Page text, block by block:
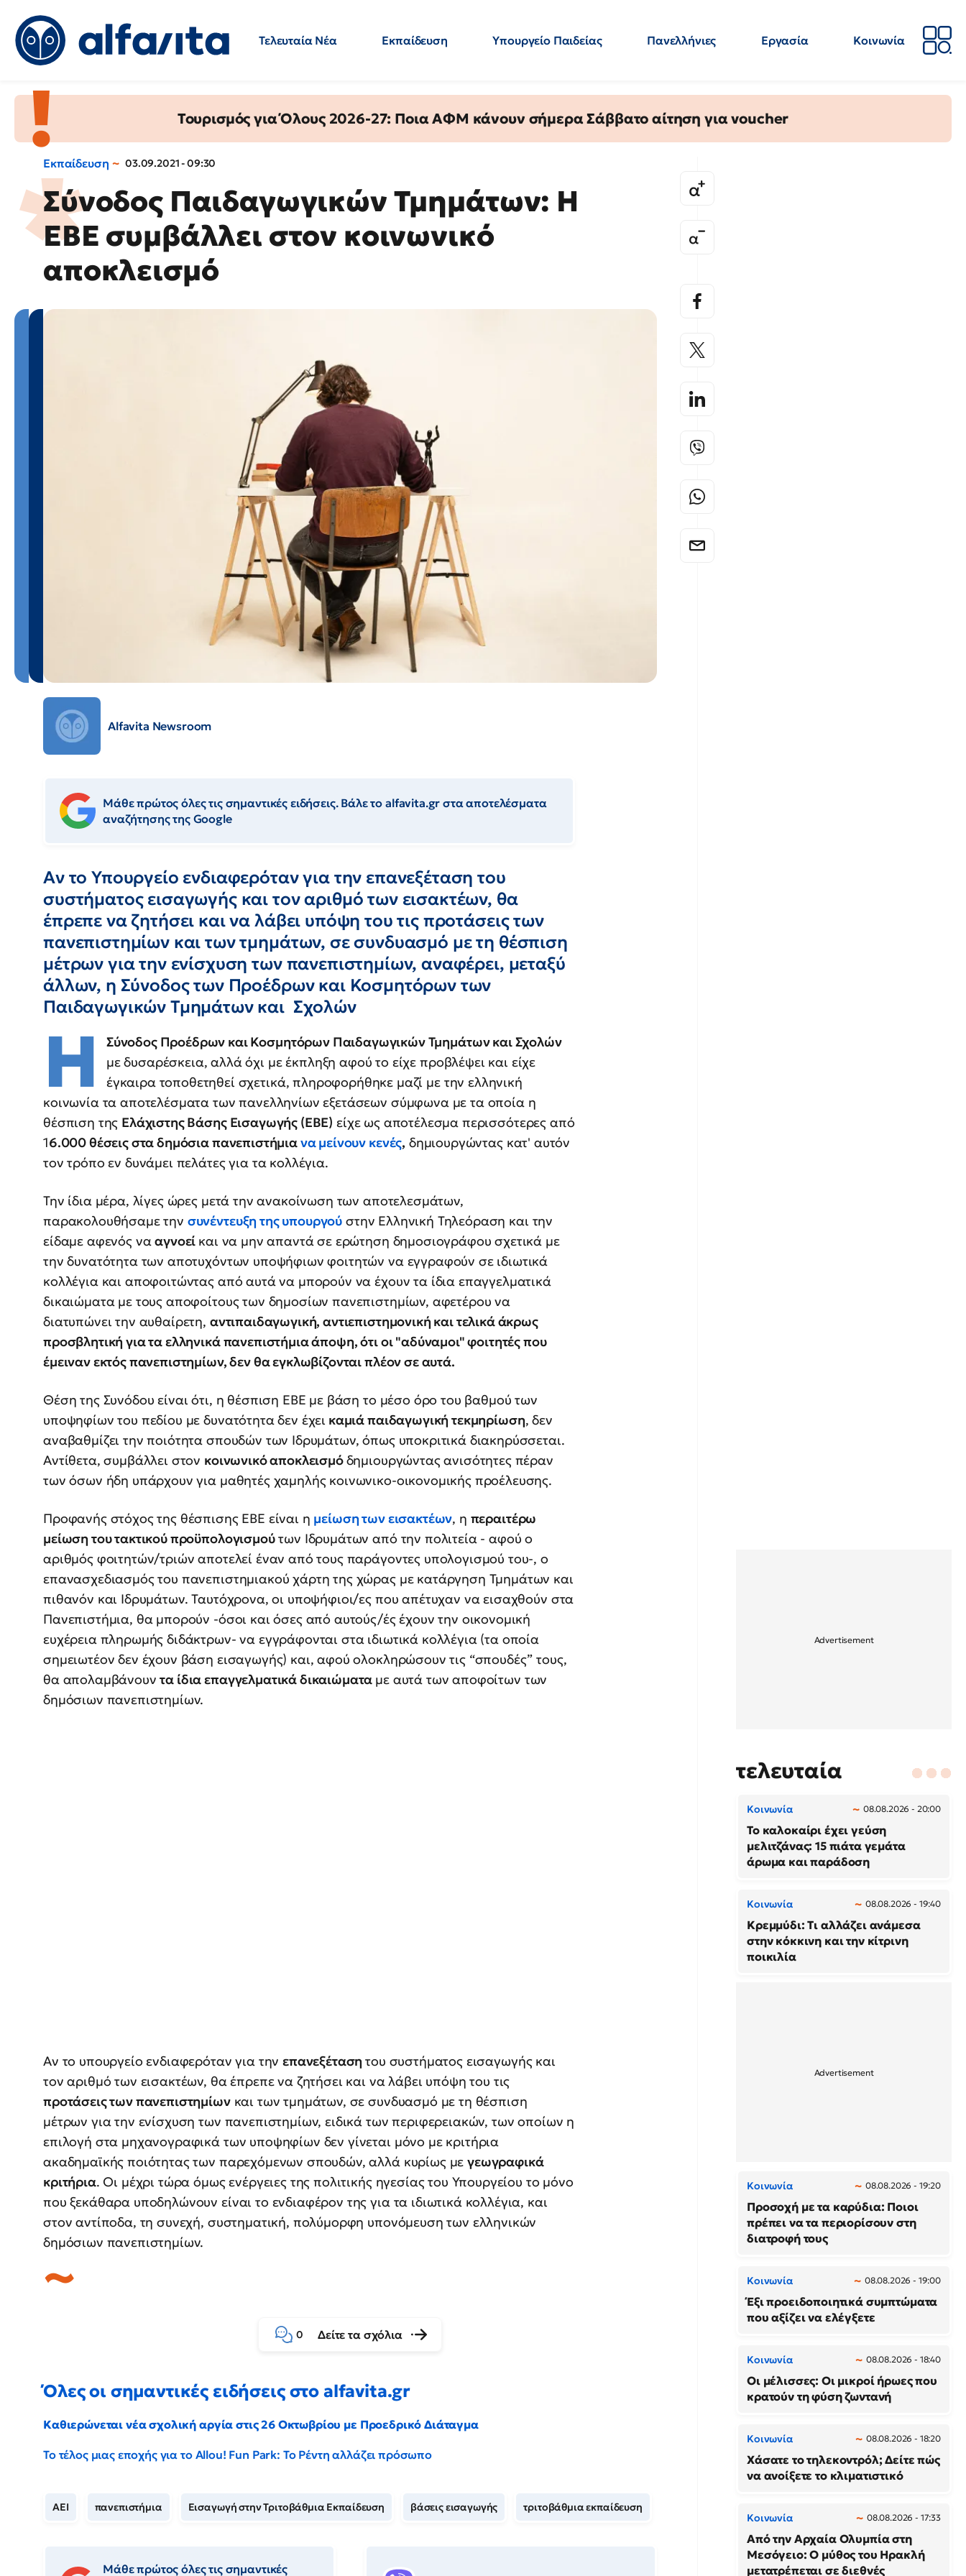
Τελευταία Νέα Εκπαίδευση Υπουργείο Παιδείας Πανελλήνιες Εργασία
Κοινωνία
Τουρισμός για Όλους 2026-27: Ποια ΑΦΜ κάνουν σήμερα Σάββατο αίτηση για voucher
Εκπαίδευση 03.09.2021 - 09:30
Σύνοδος Παιδαγωγικών Τμημάτων: Η
ΕΒΕ συμβάλλει στον κοινωνικό
αποκλεισμό
Alfavita Newsroom
Μάθε πρώτος όλες τις σημαντικές ειδήσεις. Βάλε το alfavita.gr στα αποτελέσματα
αναζήτησης της Google
Αν το Υπουργείο ενδιαφερόταν για την επανεξέταση του
συστήματος εισαγωγής και τον αριθμό των εισακτέων, θα
έπρεπε να ζητήσει και να λάβει υπόψη του τις προτάσεις των
πανεπιστημίων και των τμημάτων, σε συνδυασμό με τη θέσπιση
μέτρων για την ενίσχυση των πανεπιστημίων, αναφέρει, μεταξύ
άλλων, η Σύνοδος των Προέδρων και Κοσμητόρων των
Παιδαγωγικών Τμημάτων και Σχολών
Η
Σύνοδος Προέδρων και Κοσμητόρων Παιδαγωγικών Τμημάτων και Σχολών
με δυσαρέσκεια, αλλά όχι με έκπληξη αφού το είχε προβλέψει και είχε
έγκαιρα τοποθετηθεί σχετικά, πληροφορήθηκε μαζί με την ελληνική
κοινωνία τα αποτελέσματα των πανελληνίων εξετάσεων σύμφωνα με τα οποία η
θέσπιση της Ελάχιστης Βάσης Εισαγωγής (ΕΒΕ) είχε ως αποτέλεσμα περισσότερες από
16.000 θέσεις στα δημόσια πανεπιστήμιανα μείνουν κενές, δημιουργώντας κατ' αυτόν
τον τρόπο εν δυνάμει πελάτες για τα κολλέγια.
Την ίδια μέρα, λίγες ώρες μετά την ανακοίνωση των αποτελεσμάτων,
παρακολουθήσαμε την συνέντευξη της υπουργού στην Ελληνική Τηλεόραση και την
είδαμε αφενός νααγνοεί και να μην απαντά σε ερώτηση δημοσιογράφου σχετικά με
την δυνατότητα των αποτυχόντων υποψήφιων φοιτητών να εγγραφούν σε ιδιωτικά
κολλέγια και αποφοιτώντας από αυτά να μπορούν να έχουν τα ίδια επαγγελματικά
δικαιώματα με τους αποφοίτους των δημοσίων πανεπιστημίων, αφετέρου να
διατυπώνει την αυθαίρετη, αντιπαιδαγωγική, αντιεπιστημονική και τελικά άκρως
προσβλητική για τα ελληνικά πανεπιστήμια άποψη, ότι οι "αδύναμοι" φοιτητές που
έμειναν εκτός πανεπιστημίων, δεν θα εγκλωβίζονται πλέον σε αυτά.
Θέση της Συνόδου είναι ότι, η θέσπιση ΕΒΕ με βάση το μέσο όρο του βαθμού των
υποψηφίων του πεδίου με δυνατότητα δεν έχει καμιά παιδαγωγική τεκμηρίωση, δεν
αναβαθμίζει την ποιότητα σπουδών των Ιδρυμάτων, όπως υποκριτικά διακηρύσσεται.
Αντίθετα, συμβάλλει στον κοινωνικό αποκλεισμόδημιουργώντας ανισότητες πέραν
των όσων ήδη υπάρχουν για μαθητές χαμηλής κοινωνικο-οικονομικής προέλευσης.
Προφανής στόχος της θέσπισης ΕΒΕ είναι η μείωση των εισακτέων, η περαιτέρω
μείωση του τακτικού προϋπολογισμούτων Ιδρυμάτων από την πολιτεία - αφού ο
αριθμός φοιτητών/τριών αποτελεί έναν από τους παράγοντες υπολογισμού του-, ο
επανασχεδιασμός του πανεπιστημιακού χάρτη της χώρας με κατάργηση Τμημάτων και
πιθανόν και Ιδρυμάτων. Ταυτόχρονα, οι υποψήφιοι/ες που απέτυχαν να εισαχθούν στα
Πανεπιστήμια, θα μπορούν -όσοι και όσες από αυτούς/ές έχουν την οικονομική
ευχέρεια πληρωμής διδάκτρων- να εγγράφονται στα ιδιωτικά κολλέγια (τα οποία
σημειωτέον δεν έχουν βάση εισαγωγής) και, αφού ολοκληρώσουν τις “σπουδές” τους,
θα απολαμβάνουντα ίδια επαγγελματικά δικαιώματα με αυτά των αποφοίτων των
δημόσιων πανεπιστημίων.
Αν το υπουργείο ενδιαφερόταν για τηνεπανεξέτασητου συστήματος εισαγωγής και
τον αριθμό των εισακτέων, θα έπρεπε να ζητήσει και να λάβει υπόψη του τις
προτάσεις των πανεπιστημίωνκαι των τμημάτων, σε συνδυασμό με τη θέσπιση
μέτρων για την ενίσχυση των πανεπιστημίων, ειδικά των περιφερειακών, των οποίων η
επιλογή στα μηχανογραφικά των υποψηφίων δεν γίνεται μόνο με κριτήρια
ακαδημαϊκής ποιότητας των παρεχόμενων σπουδών, αλλά κυρίως μεγεωγραφικά
κριτήρια. Οι μέχρι τώρα όμως ενέργειες της πολιτικής ηγεσίας του Υπουργείου το μόνο
που ξεκάθαρα υποδηλώνουν είναι το ενδιαφέρον της για τα ιδιωτικά κολλέγια, και
στον αντίποδα, τη συνεχή, συστηματική, πολύμορφη υπονόμευση των ελληνικών
δημόσιων πανεπιστημίων.
0 Δείτε τα σχόλια
Όλες οι σημαντικές ειδήσεις στο alfavita.gr
Καθιερώνεται νέα σχολική αργία στις 26 Οκτωβρίου με Προεδρικό Διάταγμα
Το τέλος μιας εποχής για το Allou! Fun Park: Το Ρέντη αλλάζει πρόσωπο
ΑΕΙ πανεπιστήμια Εισαγωγή στην Τριτοβάθμια Εκπαίδευση βάσεις εισαγωγής τριτοβάθμια εκπαίδευση
Μάθε πρώτος όλες τις σημαντικές
τελευταία
Κοινωνία 08.08.2026 - 20:00
Το καλοκαίρι έχει γεύση
μελιτζάνας: 15 πιάτα γεμάτα
άρωμα και παράδοση
Κοινωνία 08.08.2026 - 19:40
Κρεμμύδι: Τι αλλάζει ανάμεσα
στην κόκκινη και την κίτρινη
ποικιλία
Κοινωνία 08.08.2026 - 19:20
Προσοχή με τα καρύδια: Ποιοι
πρέπει να τα περιορίσουν στη
διατροφή τους
Κοινωνία 08.08.2026 - 19:00
Έξι προειδοποιητικά συμπτώματα
που αξίζει να ελέγξετε
Κοινωνία 08.08.2026 - 18:40
Οι μέλισσες: Οι μικροί ήρωες που
κρατούν τη φύση ζωντανή
Κοινωνία 08.08.2026 - 18:20
Χάσατε το τηλεκοντρόλ; Δείτε πώς
να ανοίξετε το κλιματιστικό
Κοινωνία 08.08.2026 - 17:33
Από την Αρχαία Ολυμπία στη
Μεσόγειο: Ο μύθος του Ηρακλή
μετατρέπεται σε διεθνές